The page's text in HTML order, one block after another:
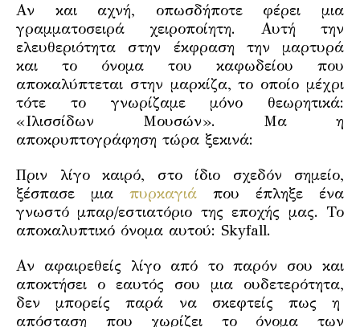
Αν και αχνή, οπωσδήποτε φέρει μια
γραμματοσειρά χειροποίητη. Αυτή την
ελευθεριότητα στην έκφραση την μαρτυρά
και το όνομα του καφωδείου που
αποκαλύπτεται στην μαρκίζα, το οποίο μέχρι
τότε το γνωρίζαμε μόνο θεωρητικά:
«Ιλισσίδων Μουσών». Μα η
αποκρυπτογράφηση τώρα ξεκινά:
Πριν λίγο καιρό, στο ίδιο σχεδόν σημείο,
ξέσπασε μια πυρκαγιά που έπληξε ένα
γνωστό μπαρ/εστιατόριο της εποχής μας. Το
αποκαλυπτικό όνομα αυτού: Skyfall.
Αν αφαιρεθείς λίγο από το παρόν σου και
αποκτήσει ο εαυτός σου μια ουδετερότητα,
δεν μπορείς παρά να σκεφτείς πως η
απόσταση που χωρίζει το όνομα των